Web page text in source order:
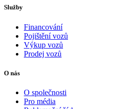
Služby
Financování
Pojištění vozů
Výkup vozů
Prodej vozů
O nás
O společnosti
Pro média